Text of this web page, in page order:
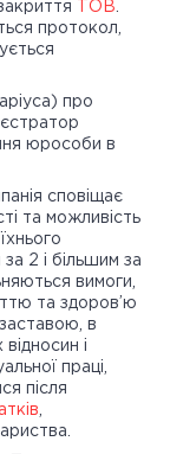
ТОВ
протокол,
про
юрособи в
сповіщає
та можливість
2 і більшим за
вимоги,
та здоров’ю
в
і
праці,
після